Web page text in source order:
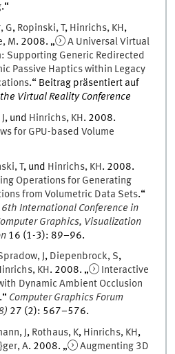
.“
, G, Ropinski,T, Hinrichs, KH ,
, M. 2008. „
A Universal Virtual
Supporting Generic Redirected
Passive Haptics within Legacy
.“ Beitrag präsentiert auf
Virtual Reality Conference
, und Hinrichs, KH . 2008.
for GPU-based Volume
,T, und Hinrichs, KH. 2008.
Operations for Generating
from Volumetric Data Sets.“
International Conference in
Graphics, Visualization
16 (1-3): 89–96.
, J, Diepenbrock, S,
, KH. 2008. „
Interactive
Dynamic Ambient Occlusion
.“ Computer Graphics Forum
27 (2): 567–576.
, J, Rothaus, K, Hinrichs, KH,
,A. 2008. „
Augmenting 3D